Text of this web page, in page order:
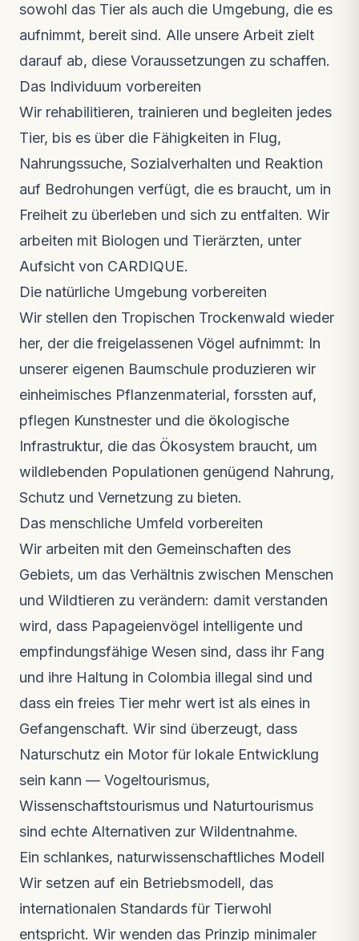
sowohl das Tier als auch die Umgebung, die es
aufnimmt, bereit sind. Alle unsere Arbeit zielt
darauf ab, diese Voraussetzungen zu schaffen.
Das Individuum vorbereiten
Wir rehabilitieren, trainieren und begleiten jedes
Tier, bis es über die Fähigkeiten in Flug,
Nahrungssuche, Sozialverhalten und Reaktion
auf Bedrohungen verfügt, die es braucht, um in
Freiheit zu überleben und sich zu entfalten. Wir
arbeiten mit Biologen und Tierärzten, unter
Aufsicht von CARDIQUE.
Die natürliche Umgebung vorbereiten
Wir stellen den Tropischen Trockenwald wieder
her, der die freigelassenen Vögel aufnimmt: In
unserer eigenen Baumschule produzieren wir
einheimisches Pflanzenmaterial, forssten auf,
pflegen Kunstnester und die ökologische
Infrastruktur, die das Ökosystem braucht, um
wildlebenden Populationen genügend Nahrung,
Schutz und Vernetzung zu bieten.
Das menschliche Umfeld vorbereiten
Wir arbeiten mit den Gemeinschaften des
Gebiets, um das Verhältnis zwischen Menschen
und Wildtieren zu verändern: damit verstanden
wird, dass Papageienvögel intelligente und
empfindungsfähige Wesen sind, dass ihr Fang
und ihre Haltung in Colombia illegal sind und
dass ein freies Tier mehr wert ist als eines in
Gefangenschaft. Wir sind überzeugt, dass
Naturschutz ein Motor für lokale Entwicklung
sein kann — Vogeltourismus,
Wissenschaftstourismus und Naturtourismus
sind echte Alternativen zur Wildentnahme.
Ein schlankes, naturwissenschaftliches Modell
Wir setzen auf ein Betriebsmodell, das
internationalen Standards für Tierwohl
entspricht. Wir wenden das Prinzip minimaler